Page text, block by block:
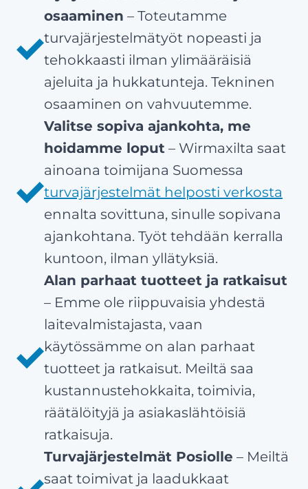
osaaminen – Toteutamme
turvajärjestelmätyöt nopeasti ja
tehokkaasti ilman ylimääräisiä
ajeluita ja hukkatunteja. Tekninen
osaaminen on vahvuutemme.
Valitse sopiva ajankohta, me
hoidamme loput – Wirmaxilta saat
ainoana toimijana Suomessa
turvajärjestelmät helposti verkosta
ennalta sovittuna, sinulle sopivana
ajankohtana. Työt tehdään kerralla
kuntoon, ilman yllätyksiä.
Alan parhaat tuotteet ja ratkaisut
– Emme ole riippuvaisia yhdestä
laitevalmistajasta, vaan
käytössämme on alan parhaat
tuotteet ja ratkaisut. Meiltä saa
kustannustehokkaita, toimivia,
räätälöityjä ja asiakaslähtöisiä
ratkaisuja.
Turvajärjestelmät Posiolle – Meiltä
saat toimivat ja laadukkaat